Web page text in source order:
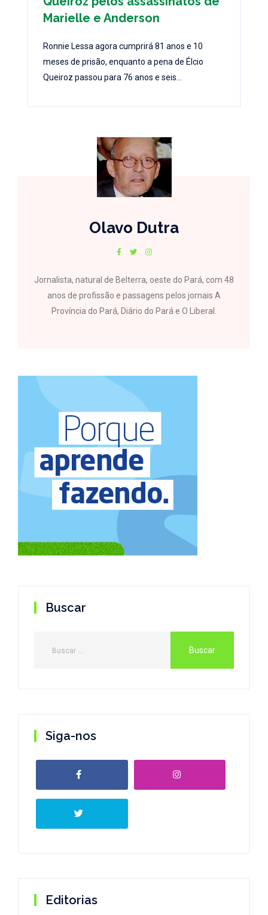
Marielle e Anderson
Ronnie Lessa agora cumprirá 81 anos e 10
meses de prisão, enquanto a pena de Élcio
Queiroz passou para 76 anos e seis...
Olavo Dutra
Jornalista, natural de Belterra, oeste do Pará, com 48
anos de profissão e passagens pelos jornais A
Província do Pará, Diário do Pará e O Liberal.
Buscar
Siga-nos
Editorias